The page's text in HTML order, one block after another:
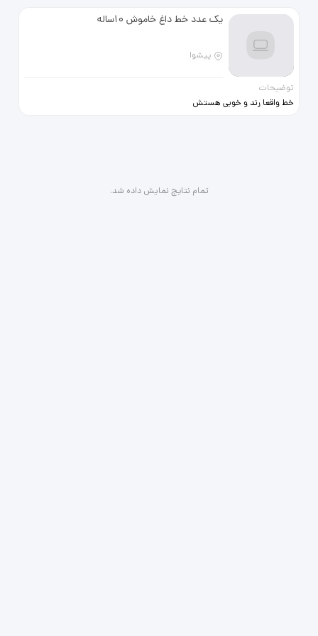
یک عدد خط داغ خاموش 10ساله
پیشوا
توضیحات
خط واقعا رند و خوبی هستش
تمام نتایج نمایش داده شد.